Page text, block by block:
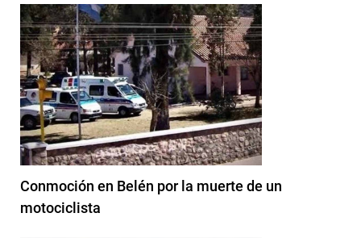
Conmoción en Belén por la muerte de un
motociclista